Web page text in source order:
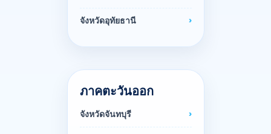
จังหวัดอุทัยธานี
ภาคตะวันออก
จังหวัดจันทบุรี